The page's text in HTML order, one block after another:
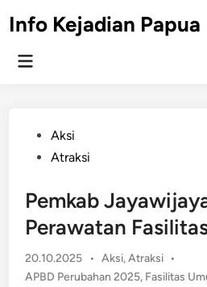
toInfo Kejadian Papua
Main
PostedAksi
Atraksi
Pemkab
Perawatan
20.10.2025 • Posted
in
Aksi,Atraksi •
APBD Perubahan 2025, Fasilitas